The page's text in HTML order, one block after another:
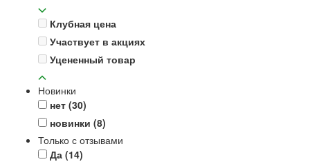
Клубная цена
Участвует в акциях
Уцененный товар
Новинки
нет (30)
новинки (8)
Только с отзывами
Да (14)